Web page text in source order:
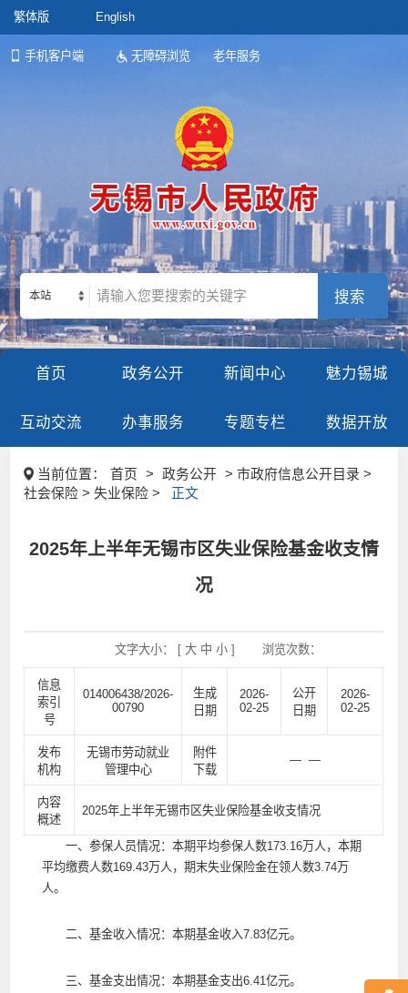
繁体版 English
手机客户端 无障碍浏览 老年服务
本站
首页 政务公开 新闻中心 魅力锡城
互动交流 办事服务 专题专栏 数据开放
当前位置： 首页 > 政务公开
> 市政府信息公开目录 >
社会保险 > 失业保险 >
正文
2025年上半年无锡市区失业保险基金收支情
况
文字大小： [ 大 中 小] 浏览次数：
信息
索引
号
014006438/2026-
00790
生成
日期
2026-
02-25
公开
日期
2026-
02-25
发布
机构
无锡市劳动就业
管理中心
附件
下载
— —
内容
概述
2025年上半年无锡市区失业保险基金收支情况
一、参保人员情况：本期平均参保人数173.16万人，本期
平均缴费人数169.43万人，期末失业保险金在领人数3.74万
人。
二、基金收入情况：本期基金收入7.83亿元。
三、基金支出情况：本期基金支出6.41亿元。